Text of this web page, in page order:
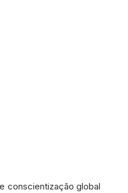
conscientização global